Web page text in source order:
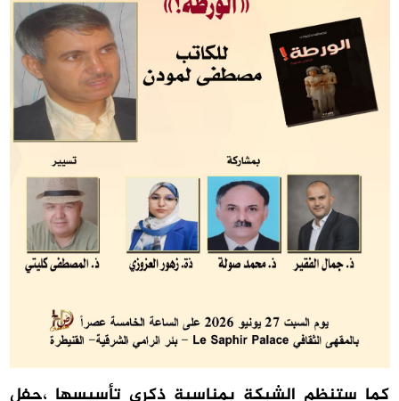
كما ستنظم الشبكة بمناسبة ذكرى تأسيسها ،حفل